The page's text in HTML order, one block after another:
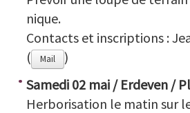
nique.
Contacts et inscriptions :
(
Mail
)
Samedi 02 mai / Erdeven /
Herborisation le matin sur